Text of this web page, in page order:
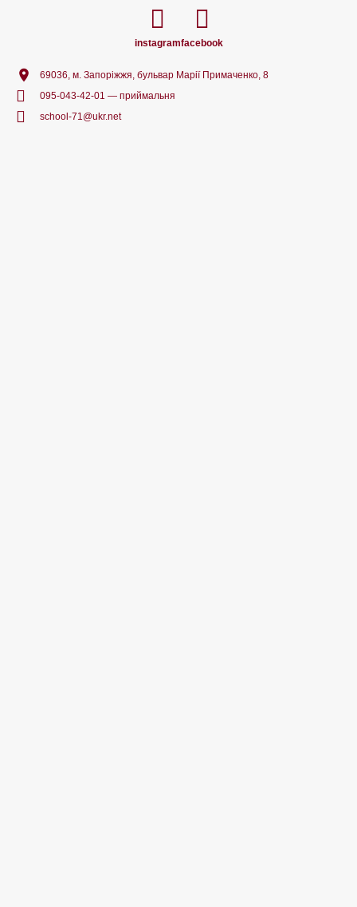
instagramfacebook
69036, м. Запоріжжя, бульвар Марії Примаченко, 8
095-043-42-01 — приймальня
school-71@ukr.net